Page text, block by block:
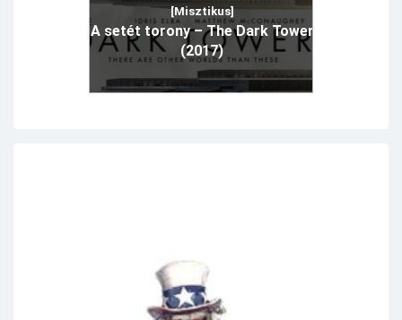
[Misztikus]
A setét torony – The Dark Tower
(2017)